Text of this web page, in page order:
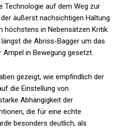
Technologie auf dem Weg zur
äußerst nachsichtigen Haltung
höchstens in Nebensätzen Kritik.
die Abriss-Bagger um das
in Bewegung gesetzt.
gezeigt, wie empfindlich der
die Einstellung von
Abhängigkeit der
die für eine echte
besonders deutlich, als